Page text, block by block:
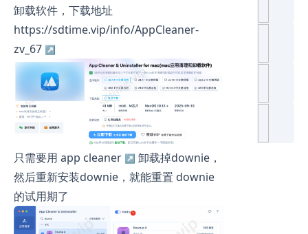
卸载软件，下载地址
https://sdtime.vip/info/AppCleaner-
zv_67
只需要用 app cleaner
卸载掉downie，
然后重新安装downie，就能重置 downie
的试用期了